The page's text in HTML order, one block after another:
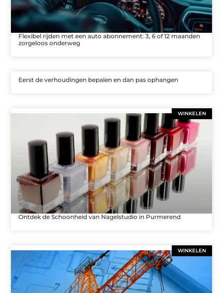
Flexibel rijden met een auto abonnement: 3, 6 of 12 maanden
zorgeloos onderweg
Eerst de verhoudingen bepalen en dan pas ophangen
WINKELEN
Ontdek de Schoonheid van Nagelstudio in Purmerend
WINKELEN